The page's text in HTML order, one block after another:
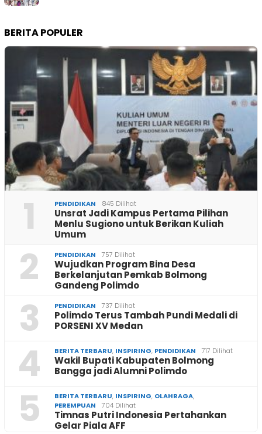
BERITA POPULER
1 PENDIDIKAN 845 Dilihat
Unsrat Jadi Kampus Pertama Pilihan
Menlu Sugiono untuk Berikan Kuliah
Umum
2 PENDIDIKAN 757 Dilihat
Wujudkan Program Bina Desa
Berkelanjutan Pemkab Bolmong
Gandeng Polimdo
3 PENDIDIKAN 737 Dilihat
Polimdo Terus Tambah Pundi Medali di
PORSENI XV Medan
4 BERITA TERBARU, INSPIRING, PENDIDIKAN 717 Dilihat
Wakil Bupati Kabupaten Bolmong
Bangga jadi Alumni Polimdo
5 BERITA TERBARU, INSPIRING, OLAHRAGA,
PEREMPUAN
704 Dilihat
Timnas Putri Indonesia Pertahankan
Gelar Piala AFF